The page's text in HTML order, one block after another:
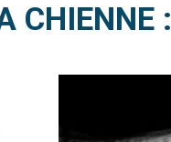
CHIENNE :